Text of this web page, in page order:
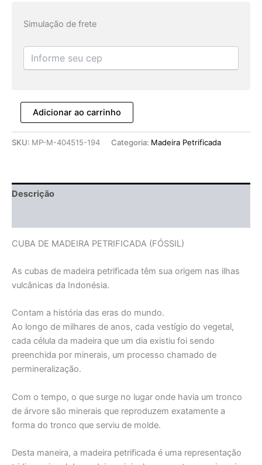
Simulação de frete
Adicionar ao carrinho
SKU: MP-M-404515-194 Categoria: Madeira Petrificada
Descrição
CUBA DE MADEIRA PETRIFICADA (FÓSSIL)
As cubas de madeira petrificada têm sua origem nas ilhas
vulcânicas da Indonésia.
Contam a história das eras do mundo.
Ao longo de milhares de anos, cada vestígio do vegetal,
cada célula da madeira que um dia existiu foi sendo
preenchida por minerais, um processo chamado de
permineralização.
Com o tempo, o que surge no lugar onde havia um tronco
de árvore são minerais que reproduzem exatamente a
forma do tronco que serviu de molde.
Desta maneira, a madeira petrificada é uma representação